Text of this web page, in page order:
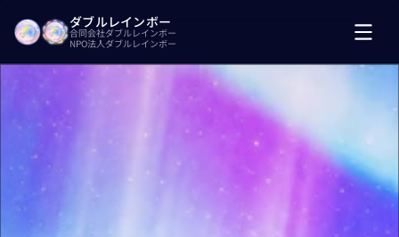
ダブルレインボー
合同会社ダブルレインボー
NPO法人ダブルレインボー